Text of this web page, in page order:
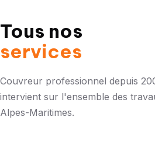
Tous nos
services
Couvreur professionnel depuis
intervient sur l'ensemble des
Alpes-Maritimes.